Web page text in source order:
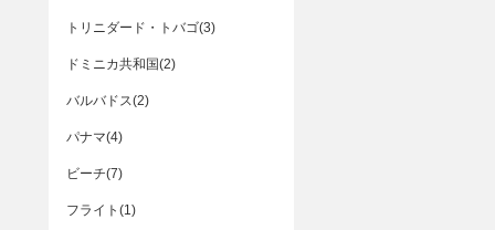
トリニダード・トバゴ(3)
ドミニカ共和国(2)
バルバドス(2)
パナマ(4)
ビーチ(7)
フライト(1)